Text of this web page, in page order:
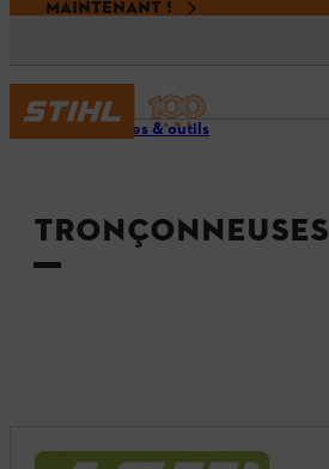
MAINTENANT !
Machines & outils
TRONÇONNEUSES